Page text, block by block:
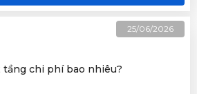
25/06/2026
chi phí bao nhiêu?